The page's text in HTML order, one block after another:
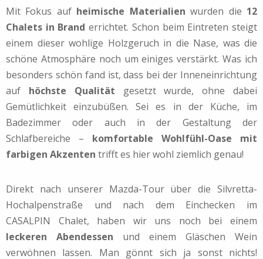
Mit Fokus auf heimische Materialien wurden die 12
Chalets in Brand errichtet. Schon beim Eintreten steigt
einem dieser wohlige Holzgeruch in die Nase, was die
schöne Atmosphäre noch um einiges verstärkt. Was ich
besonders schön fand ist, dass bei der Inneneinrichtung
auf höchste Qualität gesetzt wurde, ohne dabei
Gemütlichkeit einzubüßen. Sei es in der Küche, im
Badezimmer oder auch in der Gestaltung der
Schlafbereiche – komfortable Wohlfühl-Oase mit
farbigen Akzenten trifft es hier wohl ziemlich genau!
Direkt nach unserer Mazda-Tour über die Silvretta-
Hochalpenstraße und nach dem Einchecken im
CASALPIN Chalet, haben wir uns noch bei einem
leckeren Abendessen und einem Gläschen Wein
verwöhnen lassen. Man gönnt sich ja sonst nichts!